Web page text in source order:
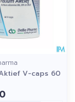
V-caps 60